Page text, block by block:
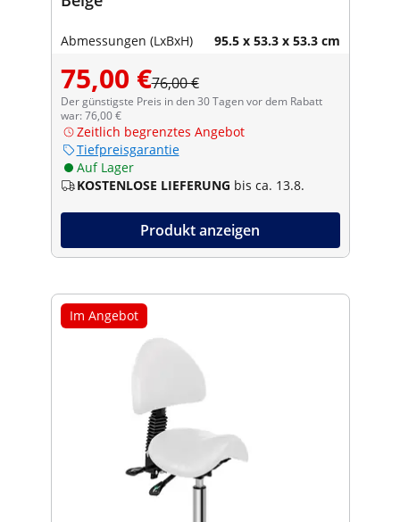
Abmessungen (LxBxH) 95.5 x 53.3 x 53.3 cm
75,00 €76,00 €
Der günstigste Preis in den 30 Tagen vor dem Rabatt
war: 76,00 €
Zeitlich begrenztes Angebot
Tiefpreisgarantie
Auf Lager
KOSTENLOSE LIEFERUNG bis ca. 13.8.
Produkt anzeigen
Im Angebot